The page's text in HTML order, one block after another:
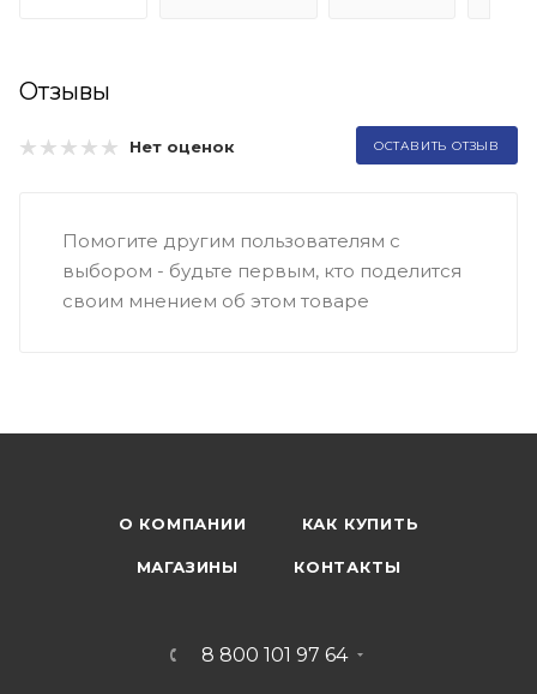
Отзывы
Нет оценок ОСТАВИТЬ ОТЗЫВ
Помогите другим пользователям с
выбором - будьте первым, кто поделится
своим мнением об этом товаре
О КОМПАНИИ КАК КУПИТЬ
МАГАЗИНЫ КОНТАКТЫ
8 800 101 97 64